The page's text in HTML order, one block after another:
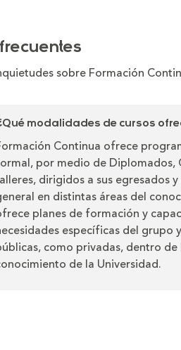
sobre Formación
modalidades de cursos
Continua ofrece
por medio de Diplomados,
dirigidos a sus egresados
en distintas áreas del
planes de formación y
específicas del grupo
como privadas, dentro de
de la Universidad.